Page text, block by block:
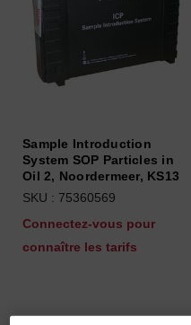
Sample Introduction
System SOP Particles in
Oil 2, Noordermeer, KS13
SKU : 75360569
Connectez-vous pour
connaître les tarifs